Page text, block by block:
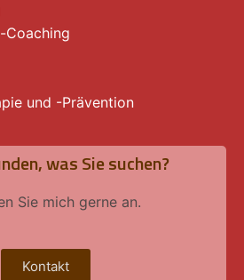
Coaching
und -Prävention
was Sie suchen?
Sie mich gerne an.
Kontakt